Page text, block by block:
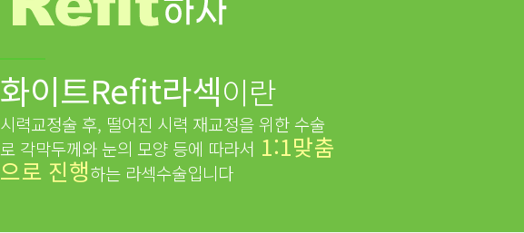
화이트Refit라섹이란
시력교정술 후, 떨어진 시력 재교정을 위한 수술
로 각막두께와 눈의 모양 등에 따라서 1:1맞춤
으로 진행하는 라섹수술입니다